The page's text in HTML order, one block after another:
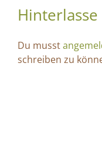
Du musst
schreiben zu